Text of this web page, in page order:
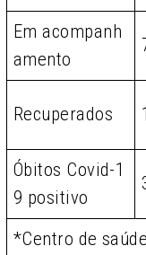
Em acompanh
amento
Recuperados
Óbitos Covid-1
9 positivo
*Centro de